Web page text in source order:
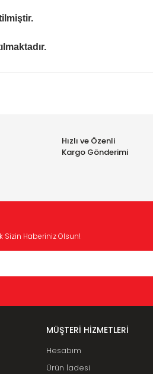
Yorum Yaz
Hızlı ve Özenli
Kargo Gönderimi
Sizin Haberiniz Olsun!
MÜŞTERİ HİZMETLERİ
Hesabım
Ürün İadesi